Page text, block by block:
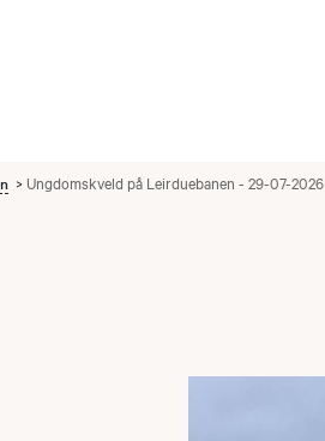
Ungdomskveld på Leirduebanen - 29-07-2026